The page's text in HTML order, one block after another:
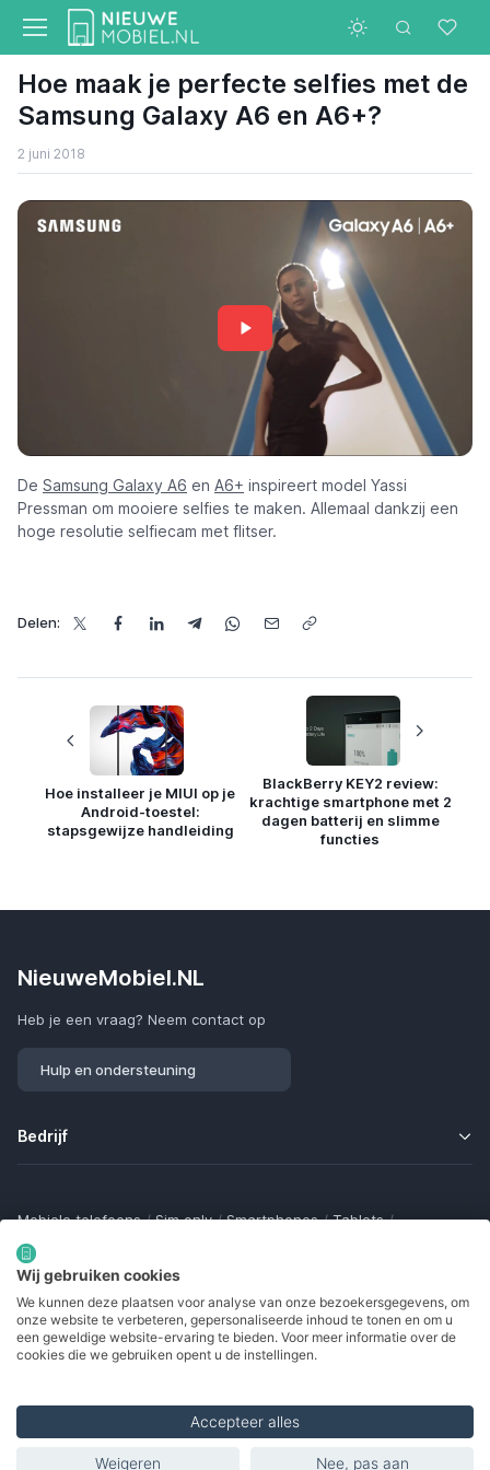
Hoe maak je perfecte selfies met de
Samsung Galaxy A6 en A6+?
2 juni 2018
De Samsung Galaxy A6 en A6+ inspireert model Yassi
Pressman om mooiere selfies te maken. Allemaal dankzij een
hoge resolutie selfiecam met flitser.
Delen:
Hoe installeer je MIUI op je
Android-toestel:
stapsgewijze handleiding
BlackBerry KEY2 review:
krachtige smartphone met 2
dagen batterij en slimme
functies
NieuweMobiel.NL
Heb je een vraag? Neem contact op
Hulp en ondersteuning
Bedrijf
Mobiele telefoons / Sim only / Smartphones / Tablets /
Smartwatches
Bluetooth trackers / Opladers
Samsung Galaxy
Gamingtelefoons / Foldables / Robuuste telefoons /
Seniorentelefoons / Waterdichte telefoons / Refurbished
Wij gebruiken cookies
We kunnen deze plaatsen voor analyse van onze bezoekersgegevens, om
onze website te verbeteren, gepersonaliseerde inhoud te tonen en om u
een geweldige website-ervaring te bieden. Voor meer informatie over de
cookies die we gebruiken opent u de instellingen.
Accepteer alles
Weigeren Nee, pas aan